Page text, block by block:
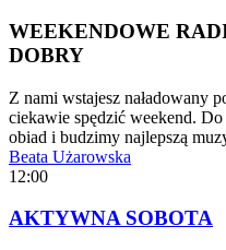
WEEKENDOWE
DOBRY
Z nami wstajesz naładowany
ciekawie spędzić weekend.
obiad i budzimy najlepszą
Beata Użarowska
12:00
AKTYWNA SOBOTA